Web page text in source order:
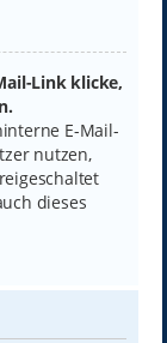
Link klicke,
E-Mail-
nutzen,
dieses